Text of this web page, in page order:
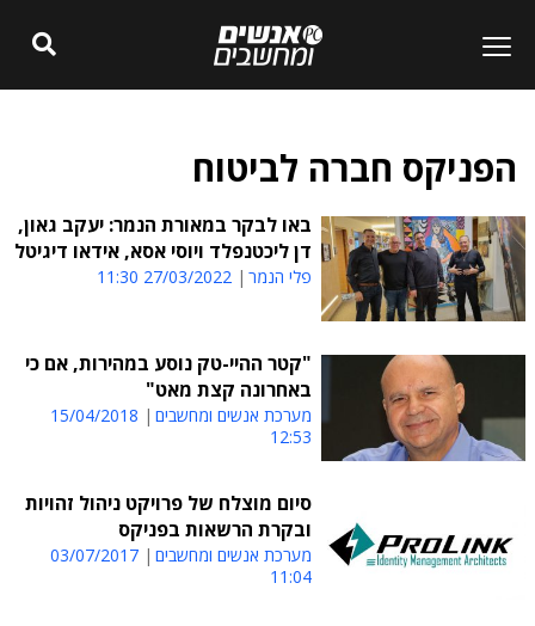
הפניקס חברה לביטוח
באו לבקר במאורת הנמר: יעקב גאון,
דן ליכטנפלד ויוסי אסא, אידאו דיגיטל
פלי הנמר 27/03/2022 11:30
"קטר ההיי-טק נוסע במהירות, אם כי
באחרונה קצת מאט"
מערכת אנשים ומחשבים
15/04/2018
12:53
סיום מוצלח של פרויקט ניהול זהויות
ובקרת הרשאות בפניקס
מערכת אנשים ומחשבים
03/07/2017
11:04